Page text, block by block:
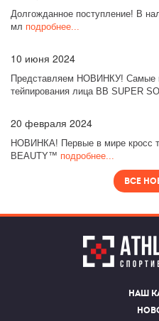
Долгожданное поступление! В
мл подробнее...
10 июня 2024
Представляем НОВИНКУ! Самые
тейпирования лица BB SUPER
20 февраля 2024
НОВИНКА! Первые в мире кросс
BEAUTY™ подробнее...
Все
Наш